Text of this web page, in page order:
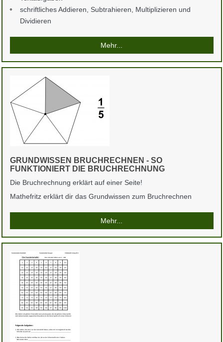
schriftliches Addieren, Subtrahieren, Multiplizieren und
Dividieren
Mehr...
GRUNDWISSEN BRUCHRECHNEN - SO
FUNKTIONIERT DIE BRUCHRECHNUNG
Die Bruchrechnung erklärt auf einer Seite!
Mathefritz erklärt dir das Grundwissen zum Bruchrechnen
Mehr...